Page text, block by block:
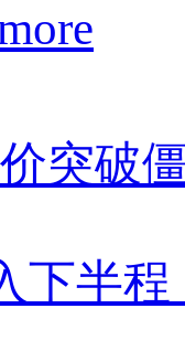
突破
下半